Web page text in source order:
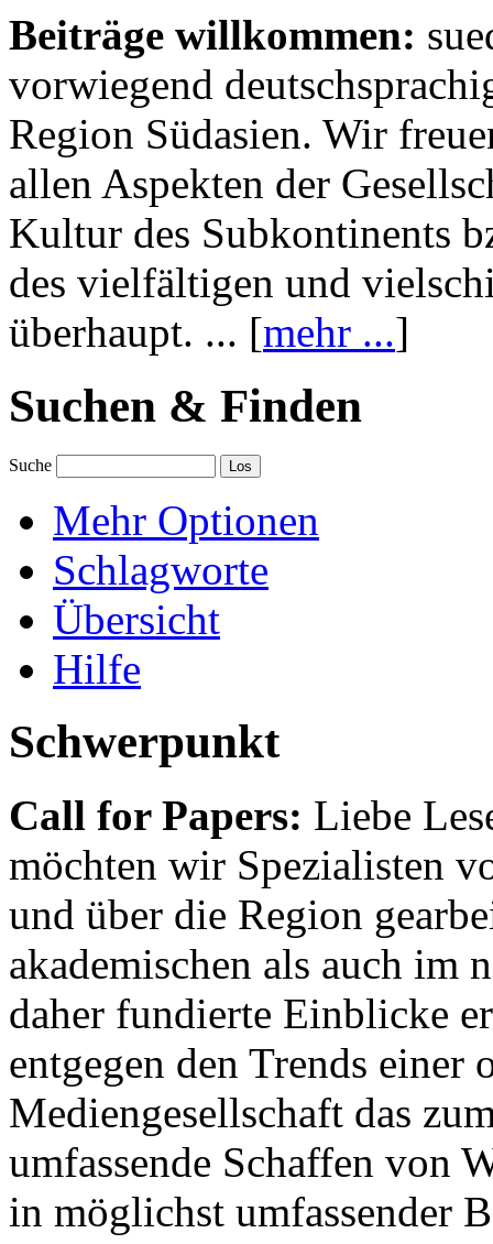
Beiträge willkommen:
vorwiegend
Region Südasien. Wir
allen Aspekten der
Kultur des Subkontinents
des vielfältigen und
überhaupt. ... [mehr ...]
Suchen & Finden
Suche
Mehr Optionen
Schlagworte
Übersicht
Hilfe
Schwerpunkt
Call for Papers: Liebe
möchten wir Spezialisten
und über die Region
akademischen als auch im
daher fundierte Einblicke
entgegen den Trends einer
Mediengesellschaft das
umfassende Schaffen von
in möglichst umfassender